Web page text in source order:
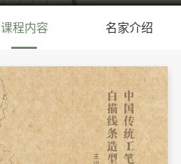
课程内容 名家介绍